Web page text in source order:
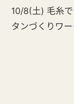
10/8(土) 毛糸
タンづくりワ